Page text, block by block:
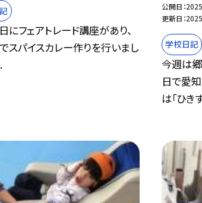
にフェアトレード講座があり、
スパイスカレー作りを行いまし
公開日
更新日
学校日記
今週は
日で愛
は「ひき